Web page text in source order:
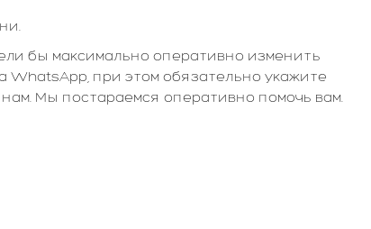
бы максимально оперативно изменить
WhatsApp, при этом обязательно укажите
Мы постараемся оперативно помочь вам.